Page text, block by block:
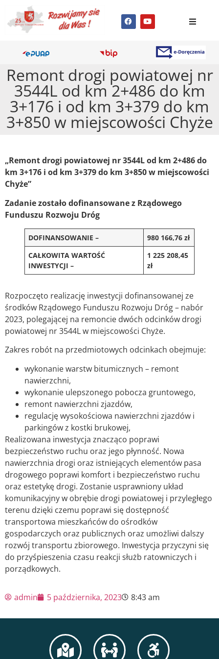
Remont drogi powiatowej nr
3544L od km 2+486 do km
3+176 i od km 3+379 do km
3+850 w miejscowości Chyże
„Remont drogi powiatowej nr 3544L od km 2+486 do
km 3+176 i od km 3+379 do km 3+850 w miejscowości
Chyże”
Zadanie zostało dofinansowane z Rządowego
Funduszu Rozwoju Dróg
DOFINANSOWANIE –
980 166,76 zł
CAŁKOWITA WARTOŚĆ
INWESTYCJI –
1 225 208,45
zł
Rozpoczęto realizację inwestycji dofinansowanej ze
środków Rządowego Funduszu Rozwoju Dróg – nabór
2023, polegającej na remoncie dwóch odcinków drogi
powiatowej nr 3544L w miejscowości Chyże.
Zakres robót na przedmiotowych odcinkach obejmuje:
wykonanie warstw bitumicznych – remont
nawierzchni,
wykonanie ulepszonego pobocza gruntowego,
remont nawierzchni zjazdów,
regulację wysokościowa nawierzchni zjazdów i
parkingów z kostki brukowej,
Realizowana inwestycja znacząco poprawi
bezpieczeństwo ruchu oraz jego płynność. Nowa
nawierzchnia drogi oraz istniejących elementów pasa
drogowego poprawi komfort i bezpieczeństwo ruchu
oraz estetykę drogi. Zostanie usprawniony układ
komunikacyjny w obrębie drogi powiatowej i przyległego
terenu dzięki czemu poprawi się dostępność
transportowa mieszkańców do ośrodków
gospodarczych oraz publicznych oraz umożliwi dalszy
rozwój transportu zbiorowego. Inwestycja przyczyni się
do przyśpieszenia czasu reakcji służb ratowniczych i
porządkowych.
admin 5 października, 2023 8:43 am